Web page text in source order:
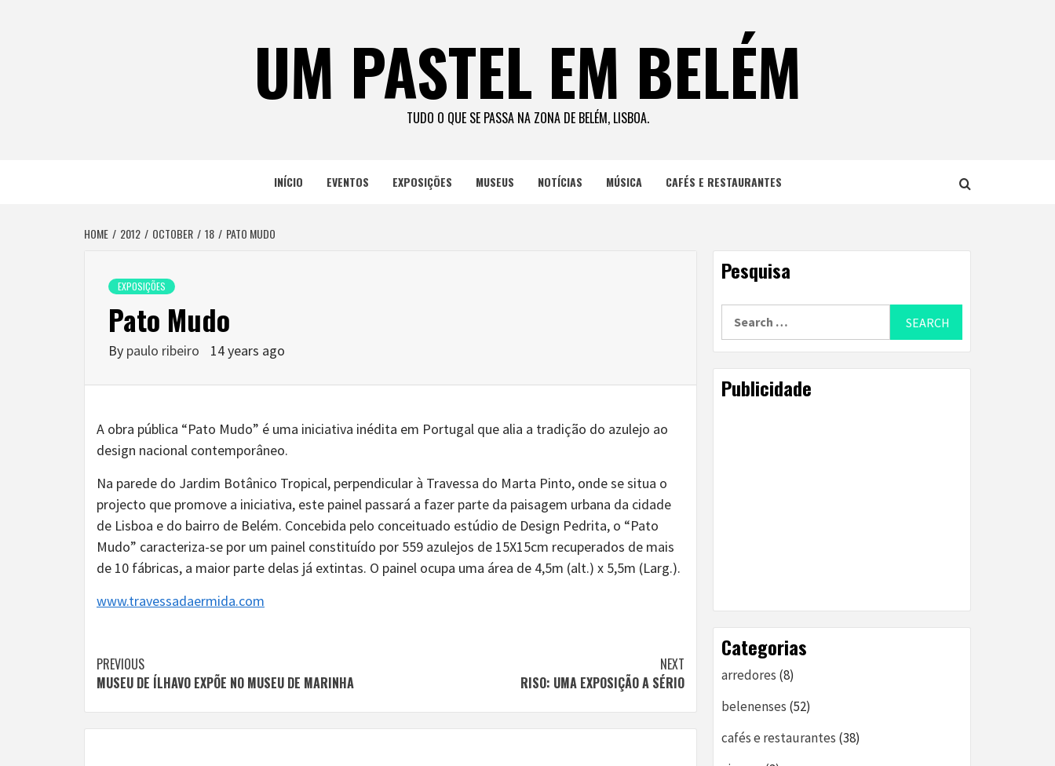
UM PASTEL EM BELÉM
TUDO O QUE SE PASSA NA ZONA DE BELÉM, LISBOA.
INÍCIO EVENTOS EXPOSIÇÕES MUSEUS NOTÍCIAS MÚSICA CAFÉS E RESTAURANTES
HOME 2012 OCTOBER 18 PATO MUDO
EXPOSIÇÕES
Pato Mudo
By paulo ribeiro 14 years ago
A obra pública “Pato Mudo” é uma iniciativa inédita em Portugal que alia a tradição do azulejo ao
design nacional contemporâneo.
Na parede do Jardim Botânico Tropical, perpendicular à Travessa do Marta Pinto, onde se situa o
projecto que promove a iniciativa, este painel passará a fazer parte da paisagem urbana da cidade
de Lisboa e do bairro de Belém. Concebida pelo conceituado estúdio de Design Pedrita, o “Pato
Mudo” caracteriza-se por um painel constituído por 559 azulejos de 15X15cm recuperados de mais
de 10 fábricas, a maior parte delas já extintas. O painel ocupa uma área de 4,5m (alt.) x 5,5m (Larg.).
www.travessadaermida.com
Continue
Reading
PREVIOUS
MUSEU DE ÍLHAVO EXPÕE NO MUSEU DE MARINHA
NEXT
RISO: UMA EXPOSIÇÃO A SÉRIO
Pesquisa
Publicidade
Categorias
arredores (8)
belenenses (52)
cafés e restaurantes (38)